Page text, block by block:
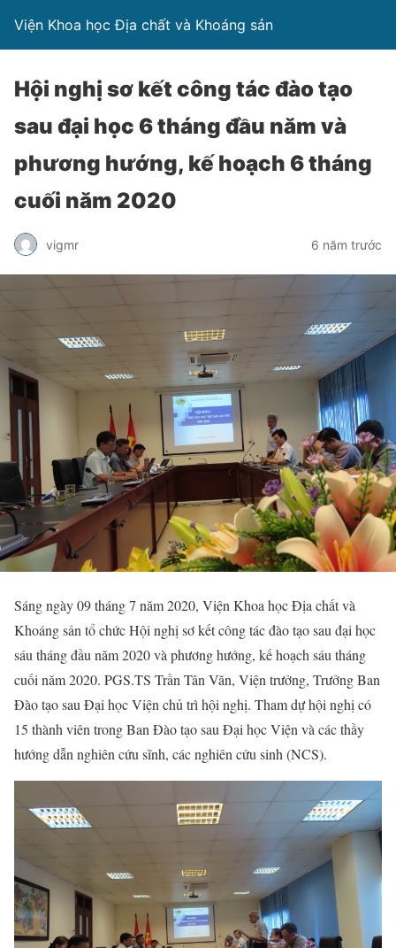
Viện Khoa học Địa chất và Khoáng sản
Hội nghị sơ kết công tác đào tạo
sau đại học 6 tháng đầu năm và
phương hướng, kế hoạch 6 tháng
cuối năm 2020
vigmr 6 năm trước
Sáng ngày 09 tháng 7 năm 2020, Viện Khoa học Địa chất và
Khoáng sản tổ chức Hội nghị sơ kết công tác đào tạo sau đại học
sáu tháng đầu năm 2020 và phương hướng, kế hoạch sáu tháng
cuối năm 2020. PGS.TS Trần Tân Văn, Viện trưởng, Trưởng Ban
Đào tạo sau Đại học Viện chủ trì hội nghị. Tham dự hội nghị có
15 thành viên trong Ban Đào tạo sau Đại học Viện và các thầy
hướng dẫn nghiên cứu sĩnh, các nghiên cứu sinh (NCS).